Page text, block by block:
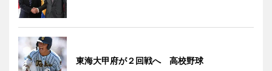
東海大甲府が２回戦へ 高校野球